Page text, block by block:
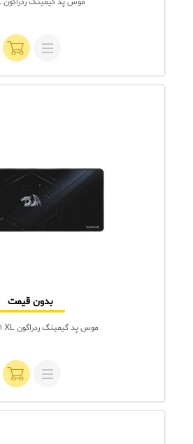
بدون قیمت
موس پد گیمینگ ردراگون P041 Xeon XL